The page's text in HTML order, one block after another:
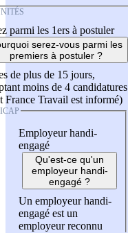
parmi les 1ers à postuler
serez-vous parmi les
premiers à postuler ?
de plus de 15 jours,
moins de 4 candidatures
France Travail est informé)
Employeur handi-
engagé
Qu'est-ce qu'un
employeur handi-
engagé ?
Un employeur handi-
engagé est un
employeur reconnu